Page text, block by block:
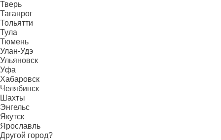
Тверь
Таганрог
Тольятти
Тула
Тюмень
Улан-Удэ
Ульяновск
Уфа
Хабаровск
Челябинск
Шахты
Энгельс
Якутск
Ярославль
Другой город?